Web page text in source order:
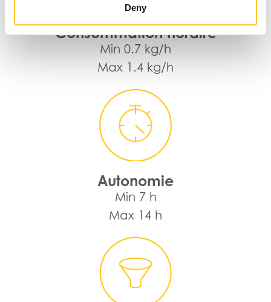
Deny
Consommation horaire
Min 0.7 kg/h
Max 1.4 kg/h
Autonomie
Min 7 h
Max 14 h